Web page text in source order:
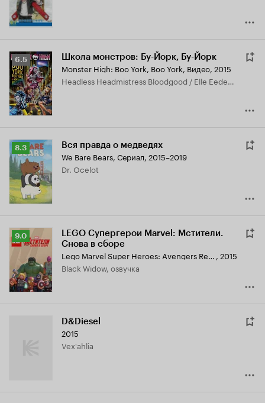
Рейтинг
Кинопоиска
6.5
6.5 Школа монстров: Бу-Йорк, Бу-Йорк
Monster High: Boo York, Boo York, Видео, 2015
Headless Headmistress Bloodgood / Elle Eedee / Lagoona Blue, озвучка
Рейтинг
Кинопоиска
8.3
8.3 Вся правда о медведях
We Bare Bears, Сериал, 2015–2019
Dr. Ocelot
Рейтинг
Кинопоиска
9.0
LEGO Супергерои Marvel: Мстители.
Снова в сборе
Lego Marvel Super Heroes: Avengers Reassembled , 2015
Black Widow, озвучка
D&Diesel
2015
Vex'ahlia